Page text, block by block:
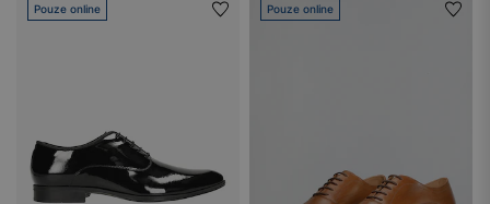
Pouze online Pouze online